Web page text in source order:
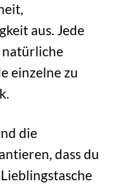
aus. Jede
natürliche
einzelne zu
die
dass du